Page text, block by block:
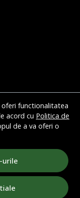
functionalitatea
acord cu Politica de
de a va oferi o
urile